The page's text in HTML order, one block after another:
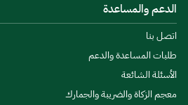
الدعم والمساعدة
اتصل بنا
طلبات المساعدة والدعم
الأسئلة الشائعة
معجم الزكاة والضريبة والجمارك